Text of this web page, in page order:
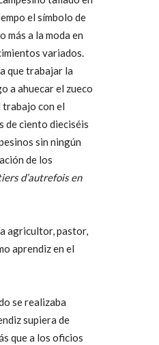
el símbolo de
más a la moda en
variados.
que trabajar la
a ahuecar el zueco
trabajo con el
de ciento dieciséis
sin ningún
de los
d’autrefois en
agricultor, pastor,
aprendiz en el
se realizaba
supiera de
que a los oficios